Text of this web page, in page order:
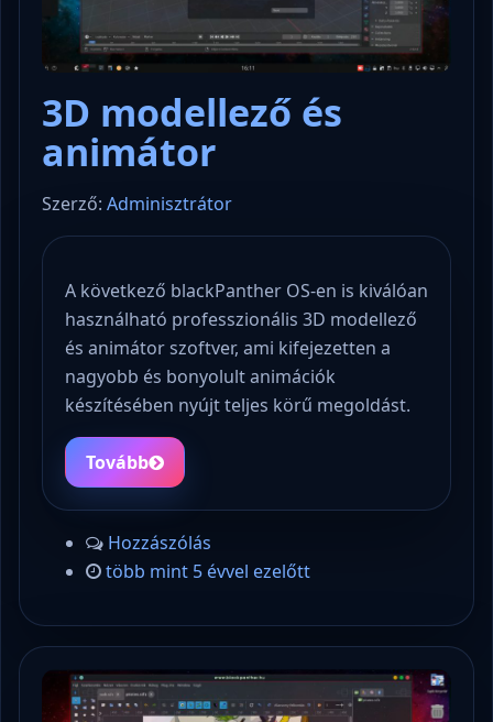
3D modellező és
animátor
Szerző: Adminisztrátor
A következő blackPanther OS-en is kiválóan
használható professzionális 3D modellező
és animátor szoftver, ami kifejezetten a
nagyobb és bonyolult animációk
készítésében nyújt teljes körű megoldást.
Tovább
Hozzászólás
több mint 5 évvel ezelőtt